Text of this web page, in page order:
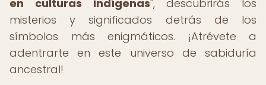
en culturas indígenas", descubrirás los
misterios y significados detrás de los
símbolos más enigmáticos. ¡Atrévete a
adentrarte en este universo de sabiduría
ancestral!